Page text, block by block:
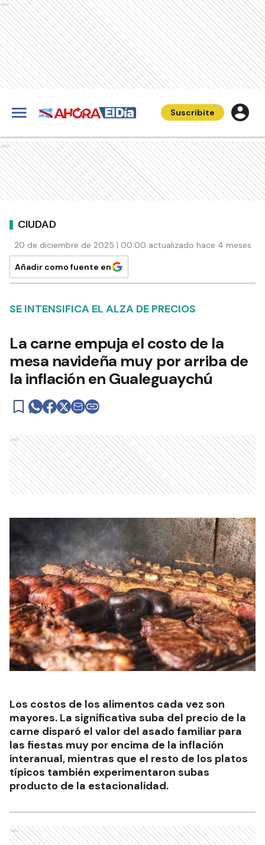
Ads
Suscribite
Ads
CIUDAD
20 de diciembre de 2025 | 00:00 actualizado hace 4 meses
Añadir como fuente en
SE INTENSIFICA EL ALZA DE PRECIOS
La carne empuja el costo de la
mesa navideña muy por arriba de
la inflación en Gualeguaychú
Ads
Los costos de los alimentos cada vez son
mayores. La significativa suba del precio de la
carne disparó el valor del asado familiar para
las fiestas muy por encima de la inflación
interanual, mientras que el resto de los platos
típicos también experimentaron subas
producto de la estacionalidad.
Ads